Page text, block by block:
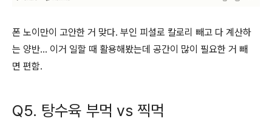
폰 노이만이 고안한 거 맞다. 부인 피셜로 칼로리 빼고 다 계산하
는 양반… 이거 일할 때 활용해봤는데 공간이 많이 필요한 거 빼
면 편함.
Q5. 탕수육 부먹 vs 찍먹